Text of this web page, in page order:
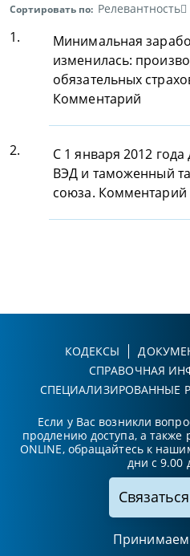
Сортировать по: Релевантность
1.
Минимальная
изменилась:
обязательных
Комментарий
2.
С 1 января 2012
ВЭД и таможенный
союза. Комментарий
КОДЕКСЫ
СПРАВОЧНАЯ
СПЕЦИАЛИЗИРОВАННЫЕ
Если у Вас возникли
продлению доступа, а
ONLINE, обращайтесь к
дни с 9.00
Принимаем